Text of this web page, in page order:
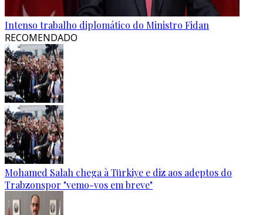
Intenso trabalho diplomático do Ministro Fidan
RECOMENDADO
Mohamed Salah chega à Türkiye e diz aos adeptos do
Trabzonspor "vemo-vos em breve"